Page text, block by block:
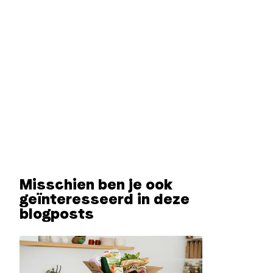
Misschien ben je ook
geïnteresseerd in deze
blogposts